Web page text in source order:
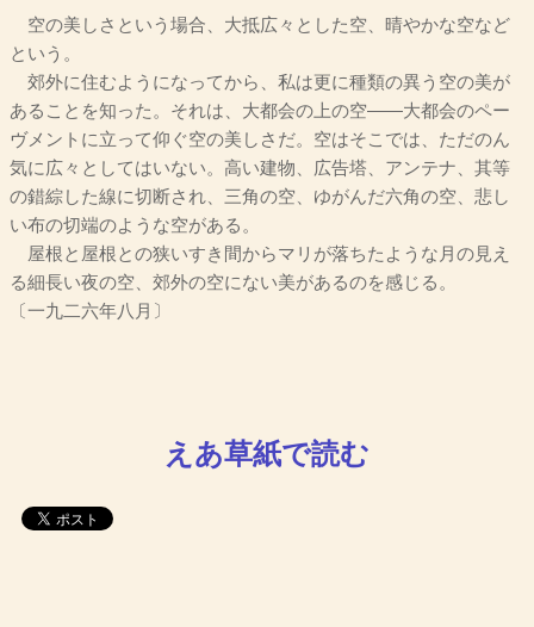
空の美しさという場合、大抵広々とした空、晴やかな空など
という。
郊外に住むようになってから、私は更に種類の異う空の美が
あることを知った。それは、大都会の上の空――大都会のペー
ヴメントに立って仰ぐ空の美しさだ。空はそこでは、ただのん
気に広々としてはいない。高い建物、広告塔、アンテナ、其等
の錯綜した線に切断され、三角の空、ゆがんだ六角の空、悲し
い布の切端のような空がある。
屋根と屋根との狭いすき間からマリが落ちたような月の見え
る細長い夜の空、郊外の空にない美があるのを感じる。
〔一九二六年八月〕
えあ草紙で読む